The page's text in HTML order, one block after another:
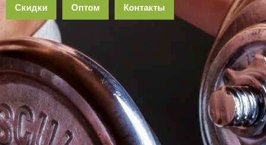
Скидки Оптом Контакты